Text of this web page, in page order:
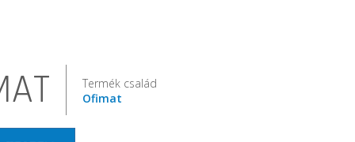
Termék család
Ofimat